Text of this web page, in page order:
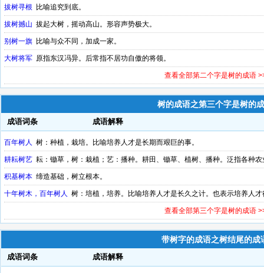
拔树寻根 比喻追究到底。
拔树撼山 拔起大树，摇动高山。形容声势极大。
别树一旗 比喻与众不同，加成一家。
大树将军 原指东汉冯异。后常指不居功自傲的将领。
查看全部第二个字是树的成语
树的成语之第三个字是树的
成语词条 成语解释
百年树人 树：种植，栽培。比喻培养人才是长期而艰巨的事。
耕耘树艺 耘：锄草，树：栽植；艺：播种。耕田、锄草、植树、播种。泛指各种
积基树本 缔造基础，树立根本。
十年树木，百年树人 树：培植，培养。比喻培养人才是长久之计。也表示培养人
查看全部第三个字是树的成语
带树字的成语之树结尾的成
成语词条 成语解释